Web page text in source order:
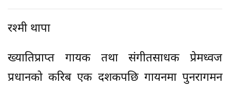
रश्मी थापा
ख्यातिप्राप्त गायक तथा संगीतसाधक प्रेमध्वज
प्रधानको करिब एक दशकपछि गायनमा पुनरागमन